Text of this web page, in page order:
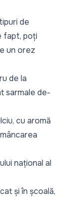
de
fapt, poți
un orez
de la
sarmale de-
cu aromă
național al
și în școală,